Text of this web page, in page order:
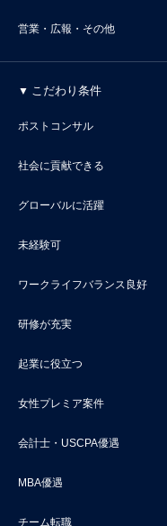
営業・広報・その他
こだわり条件
ポストコンサル
社会に貢献できる
グローバルに活躍
未経験可
ワークライフバランス良好
研修が充実
起業に役立つ
女性プレミア案件
会計士・USCPA優遇
MBA優遇
チーム転職